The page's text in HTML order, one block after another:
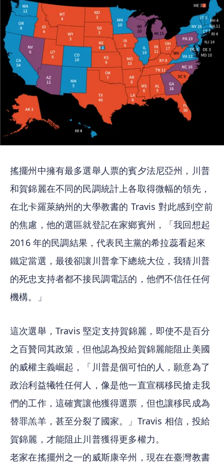
搖擺州中擁有最多選舉人票的賓夕法尼亞州，川普
和賀錦麗在不同的民調統計上各取得微幅的領先，
在北卡羅萊納州的大學教書的 Travis 對此感到空前
的焦慮，他的選區就登記在家鄉賓州，「我回想起
2016 年的民調結果，代表民主黨的希拉蕊看起來
鐵定當選，最後卻讓川普拿下總統大位，我猜川普
的死忠支持者都不接民調電話的，他們不信任任何
機構。」
這次選舉，Travis 堅定支持賀錦麗，即使不是百分
之百贊同其政策，但他認為投給賀錦麗能阻止美國
的威權主義崛起，「川普是個可怕的人，願意為了
政治利益犧牲任何人，像是他一直宣稱移民搶走我
們的工作，這確實讓他獲得選票，但也讓移民成為
替罪羔羊，甚至分裂了國家。」Travis 相信，投給
賀錦麗，才能阻止川普獲得更多權力。
老家在搖擺州之一的威斯康辛州，現在在臺灣教書